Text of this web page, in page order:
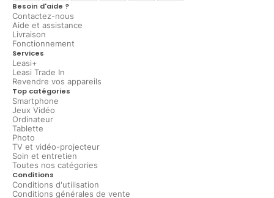
Besoin d'aide ?
Contactez-nous
Aide et assistance
Livraison
Fonctionnement
Services
Leasi+
Leasi Trade In
Revendre vos appareils
Top catégories
Smartphone
Jeux Vidéo
Ordinateur
Tablette
Photo
TV et vidéo-projecteur
Soin et entretien
Toutes nos catégories
Conditions
Conditions d'utilisation
Conditions générales de vente